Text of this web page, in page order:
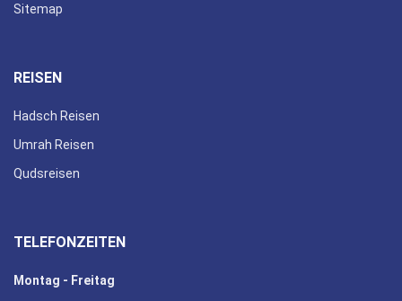
Sitemap
REISEN
Hadsch Reisen
Umrah Reisen
Qudsreisen
TELEFONZEITEN
Montag - Freitag